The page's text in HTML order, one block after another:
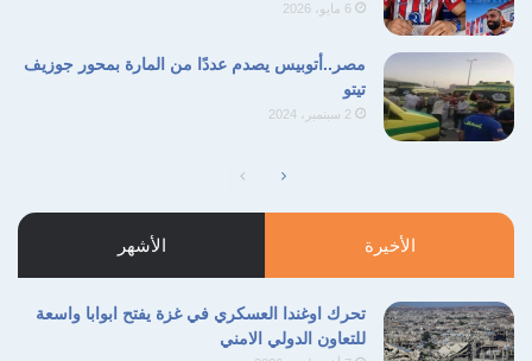
6 مايو، 2026
مصر..أتوبيس يصدم عددًا من المارة بمحور جوزيف
تيتو
2 سبتمبر، 2024
الصفحة
السابقة
الصفحة
التالية
الأخيرة الأشهر
تحرك اوغندا العسكري في غزة يفتح ابوابا واسعة
للتعاون الدولي الامني